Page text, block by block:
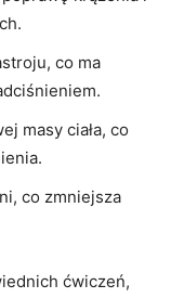
co ma
masy ciała, co
co zmniejsza
ćwiczeń,